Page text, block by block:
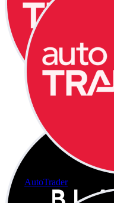
AutoTrader